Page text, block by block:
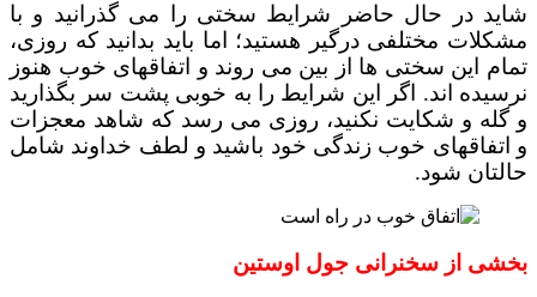
شاید در حال حاضر شرایط سختی را می گذرانید و با
مشکلات مختلفی درگیر هستید؛ اما باید بدانید که روزی،
تمام این سختی ها از بین می روند و اتفاقهای خوب هنوز
نرسیده اند. اگر این شرایط را به خوبی پشت سر بگذارید
و گله و شکایت نکنید، روزی می رسد که شاهد معجزات
و اتفاقهای خوب زندگی خود باشید و لطف خداوند شامل
حالتان شود.
بخشی از سخنرانی جول اوستین